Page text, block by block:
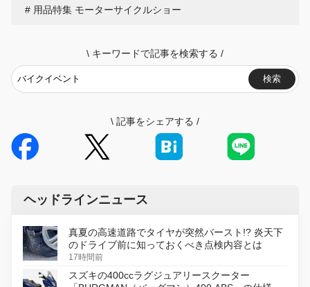
用品特集 モーターサイクルショー
\ キーワードで記事を検索する /
検索
\ 記事をシェアする /
ヘッドラインニュース
真夏の高速道路でタイヤが突然バースト!? 炎天下
のドライブ前に知っておくべき点検内容とは
17時間前
スズキの400ccラグジュアリースクーター